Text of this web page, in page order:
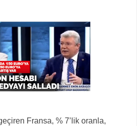
Fransa, % 7’lik oranla,